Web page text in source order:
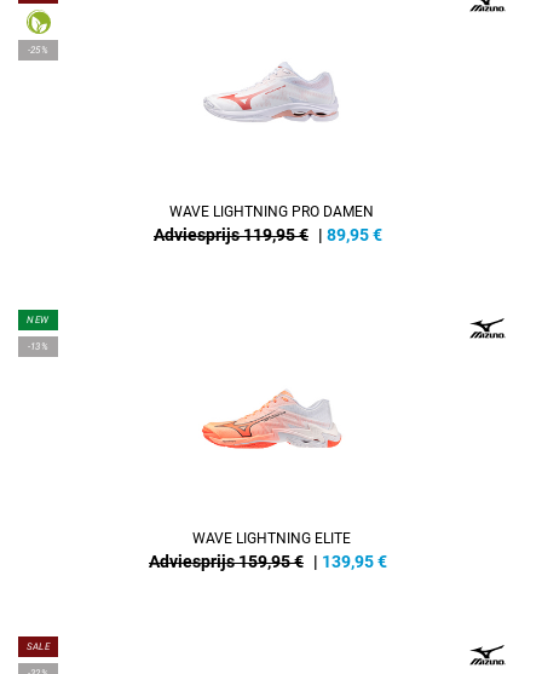
-25%
WAVE LIGHTNING PRO DAMEN
Adviesprijs 119,95 € | 89,95€
NEW
-13%
WAVE LIGHTNING ELITE
Adviesprijs 159,95 € | 139,95€
SALE